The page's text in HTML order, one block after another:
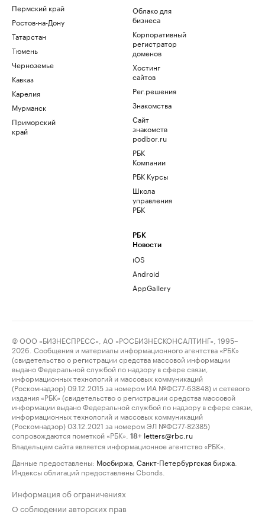
Пермский край
Ростов-на-Дону
Татарстан
Тюмень
Черноземье
Кавказ
Карелия
Мурманск
Приморский
край
Облако для
бизнеса
Корпоративный
регистратор
доменов
Хостинг
сайтов
Рег.решения
Знакомства
Сайт
знакомств
podbor.ru
РБК
Компании
РБК Курсы
Школа
управления
РБК
РБК
Новости
iOS
Android
AppGallery
© ООО «БИЗНЕСПРЕСС», АО «РОСБИЗНЕСКОНСАЛТИНГ», 1995–
2026. Сообщения и материалы информационного агентства «РБК»
(свидетельство о регистрации средства массовой информации
выдано Федеральной службой по надзору в сфере связи,
информационных технологий и массовых коммуникаций
(Роскомнадзор) 09.12.2015 за номером ИА №ФС77-63848) и сетевого
издания «РБК» (свидетельство о регистрации средства массовой
информации выдано Федеральной службой по надзору в сфере связи,
информационных технологий и массовых коммуникаций
(Роскомнадзор) 03.12.2021 за номером ЭЛ №ФС77-82385)
сопровождаются пометкой «РБК».
18+ letters@rbc.ru
Владельцем сайта является информационное агентство «РБК».
Данные предоставлены: Мосбиржа Санкт-Петербургская биржа
Индексы облигаций предоставлены Cbonds.
Информация об ограничениях
О соблюдении авторских прав